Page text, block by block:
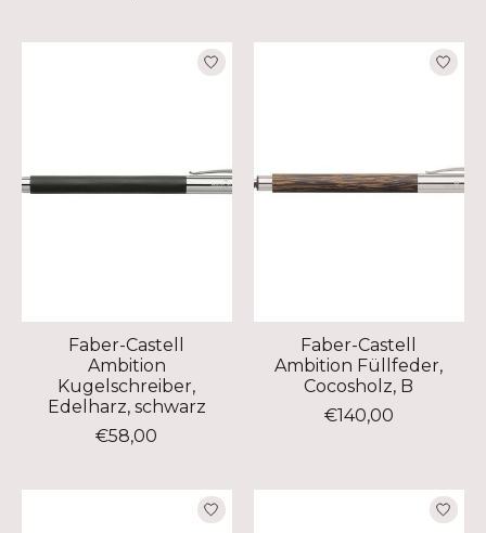
Faber-Castell
Ambition
Kugelschreiber,
Edelharz, schwarz
€58,00
Faber-Castell
Ambition Füllfeder,
Cocosholz, B
€140,00